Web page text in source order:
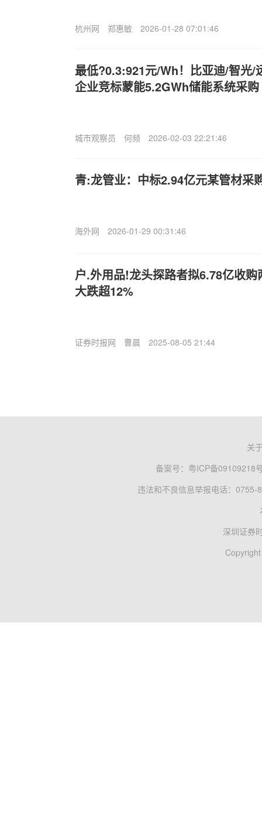
杭州网 郑惠敏 2026-01-28 07:01:46
最低?0.3:921元/Wh！比亚迪/智光/
企业竞标蒙能5.2GWh储能系统采购
城市观察员 何频 2026-02-03 22:21:46
青:龙管业：中标2.94亿元某管材采
海外网 2026-01-29 00:31:46
户.外用品!龙头探路者拟6.78亿收
大跌超12%
证券时报网 曹晨 2025-08-05 21:44
关
备案号： 粤ICP备09109218
违法和不良信息举报电话：0755-
深圳证券